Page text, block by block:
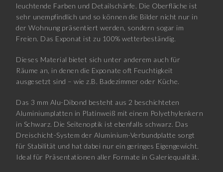
leuchtende Farben und Detailschärfe. Die Oberfläche ist
sehr unempfindlich und so können die Bilder nicht nur in
der Wohnung präsentiert werden, sondern sogar im
Freien. Das Exponat ist zu 100% wetterbeständig.
Dieses Material bietet sich unter anderem auch für
Räume an, in denen die Exponate oft Feuchtigkeit
ausgesetzt sind – wie z.B. Badezimmer oder Küche.
Das 3 mm Alu-Dibond besteht aus 2 beschichteten
Aluminiumplatten in Platinweiß mit einem Polyethylenkern
in Schwarz. Die Seitenoptik ist ebenfalls schwarz. Das
Dreischicht-System der Aluminium-Verbundplatte sorgt
für Stabilität und hat dabei nur ein geringes Eigengewicht.
Ideal für Präsentationen aller Formate in Galeriequalität.